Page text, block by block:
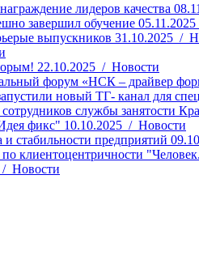
лидеров качества
завершил обучение
выпускников 31.10.2025 /
22.10.2025 / Новости
форум «НСК – драйвер
новый ТГ- канал для
службы занятости
фикс" 10.10.2025 / Новости
стабильности предприятий
/ Новости